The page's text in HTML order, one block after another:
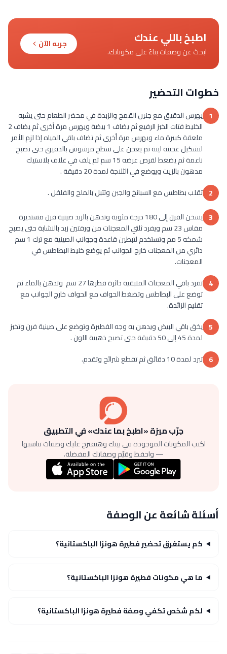
اطبخ باللي عندك
ابحث عن وصفات بناءً على مكوناتك.
جربه الآن
خطوات التحضير
1 يهرس الدقيق مع جنين القمح والزبدة في محضر الطعام حتى يشبه
الخليط فتات الخبز الرفيع ثم يضاف 1 بيضة ويهرس مرة أخرى ثم يضاف 2
ملعقة كبيرة ماء ويهرس مرة أخرى ثم تضاف باقي المياه إذا لزم الأمر
لتشكيل عجينة لينة ثم يعجن على سطح مرشوش بالدقيق حتى تصبح
ناعمة ثم يضغط لقرص عرضه 15 سم ثم يلف في غلاف بلاستيك
مدهون بالزيت ويوضع في الثلاجة لمدة 20 دقيقة .
2 تقلب بطاطس مع السبانخ والجبن وتتبل بالملح والفلفل .
3
يسخن الفرن إلى 180 درجة مئوية وتدهن بالزبد صينية فرن مستديرة
مقاس 23 سم ويفرد ثلثي المعجنات من ورقتين زبد بالنشابة حتى يصبح
سُمكه 5 مم وتستخدم لتبطين قاعدة وجوانب الصينية مع ترك 1 سم
دائري من المعجنات خارج الجوانب ثم يوضع خليط البطاطس في
المعجنات.
4
تفرد باقي المعجنات المتبقية دائرة قطرها 27 سم وتدهن بالماء ثم
توضع على البطاطس وتضغط الحواف مع الحواف خارج الجوانب مع
تقليم الزائدة.
5 يخق باقي البيض ويدهن به وجه الفطيرة وتوضع على صينية فرن وتخبز
لمدة 45 إلى 50 دقيقة حتى تصبح ذهبية اللون .
6 تبرد لمدة 10 دقائق ثم تقطع شرائح وتقدم.
جرّب ميزة «اطبخ بما عندك» في التطبيق
اكتب المكونات الموجودة في بيتك وهنقترح عليك وصفات تناسبها
— واحفظ وقيّم وصفاتك المفضلة.
أسئلة شائعة عن الوصفة
كم يستغرق تحضير فطيرة هونزا الباكستانية؟
ما هي مكونات فطيرة هونزا الباكستانية؟
لكم شخص تكفي وصفة فطيرة هونزا الباكستانية؟